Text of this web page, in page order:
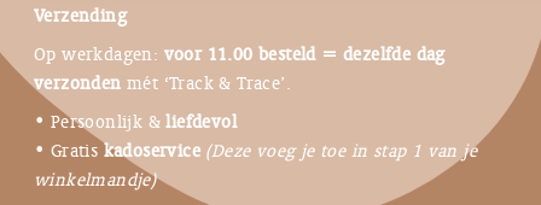
Verzending
Op werkdagen: voor 11.00 besteld = dezelfde dag
verzonden mét ‘Track & Trace’.
• Persoonlijk &liefdevol
• Gratis kadoservice (Deze voeg je toe in stap 1 van je
winkelmandje)